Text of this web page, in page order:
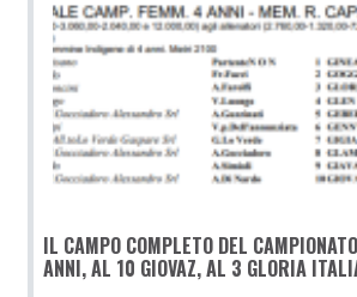
IL CAMPO COMPLETO DEL
ANNI, AL 10 GIOVAZ, AL 3 GLORIA